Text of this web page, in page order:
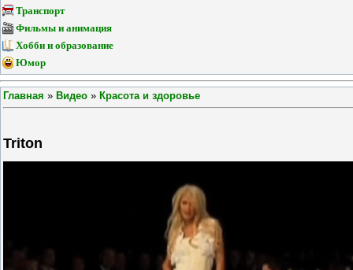
Транспорт
Фильмы и анимация
Хобби и образование
Юмор
Главная » Видео » Красота и здоровье
Triton